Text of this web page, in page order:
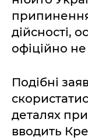
дійсності,
офіційно
Подібні
деталях
вводить